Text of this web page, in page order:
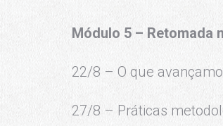
Módulo 5 – Retomada
22/8 – O que
27/8 – Práticas